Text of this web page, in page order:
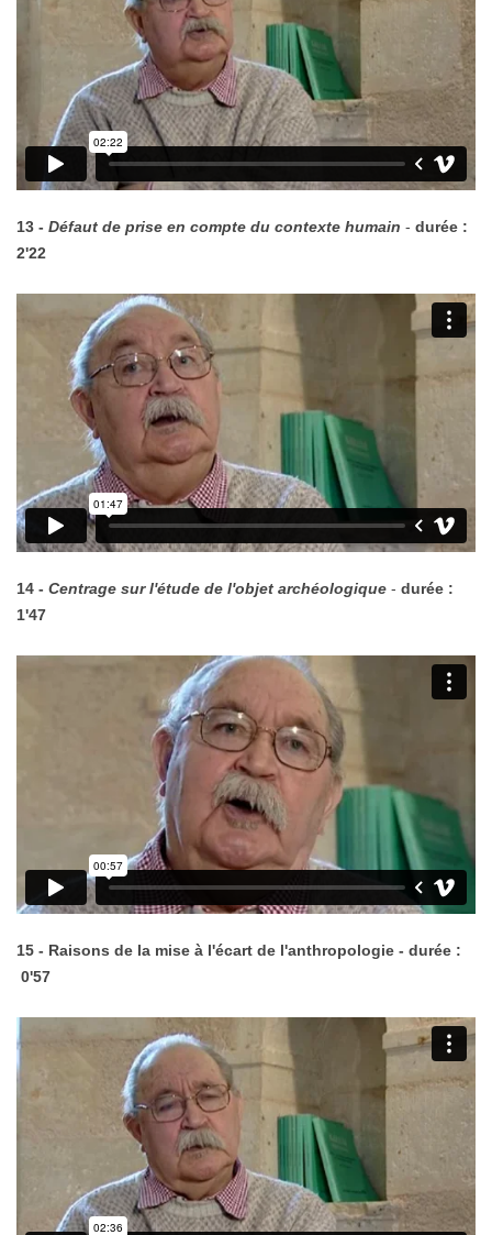
13 - Défaut de prise en compte du contexte humain - durée :
2'22
14 - Centrage sur l'étude de l'objet archéologique - durée :
1'47
15 - Raisons de la mise à l'écart de l'anthropologie - durée :
0'57